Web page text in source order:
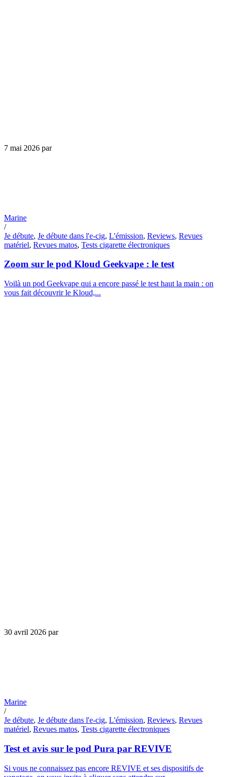
7 mai 2026 par
Marine
/
Je débute, Je débute dans l'e-cig, L'émission, Reviews, Revues
matériel, Revues matos, Tests cigarette électroniques
Zoom sur le pod Kloud Geekvape : le test
Voilà un pod Geekvape qui a encore passé le test haut la main : on
vous fait découvrir le Kloud,...
30 avril 2026 par
Marine
/
Je débute, Je débute dans l'e-cig, L'émission, Reviews, Revues
matériel, Revues matos, Tests cigarette électroniques
Test et avis sur le pod Pura par REVIVE
Si vous ne connaissez pas encore REVIVE et ses dispositifs de